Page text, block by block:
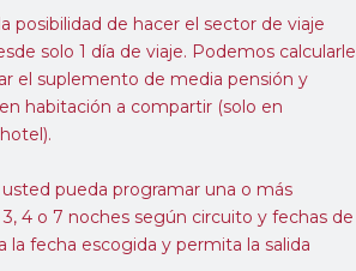
posibilidad de hacer el sector de viaje
solo 1 día de viaje. Podemos calcularle
el suplemento de media pensión y
habitación a compartir (solo en
pueda programar una o más
4 o 7 noches según circuito y fechas de
fecha escogida y permita la salida